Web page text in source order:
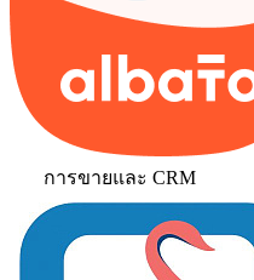
การขายและ CRM